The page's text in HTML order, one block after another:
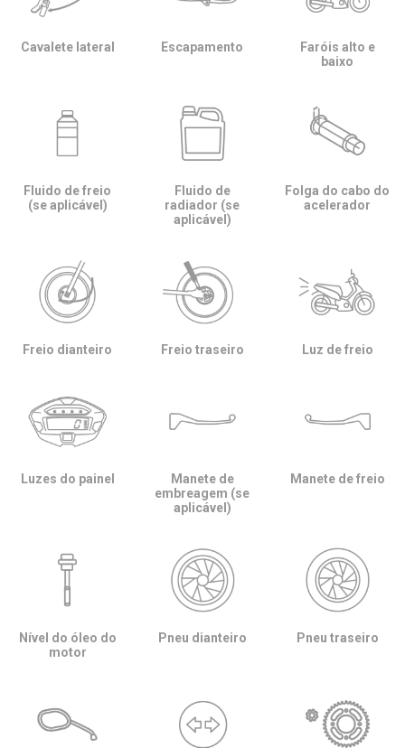
Cavalete lateral Escapamento
Faróis alto e
baixo
Fluido de freio
(se aplicável)
Fluido de
radiador (se
aplicável)
Folga do cabo do
acelerador
Freio dianteiro Freio traseiro Luz de freio
Luzes do painel
Manete de
embreagem (se
aplicável)
Manete de freio
Nível do óleo do
motor
Pneu dianteiro Pneu traseiro